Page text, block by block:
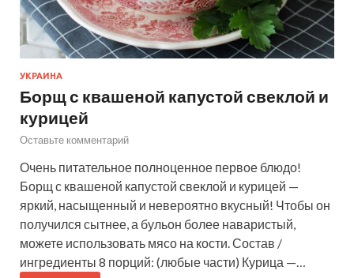
УКРАИНА
Борщ с квашеной капустой свеклой и
курицей
Оставьте комментарий
Очень питательное полноценное первое блюдо!
Борщ с квашеной капустой свеклой и курицей —
яркий, насыщенный и невероятно вкусный! Чтобы он
получился сытнее, а бульон более наваристый,
можете использовать мясо на кости. Состав /
ингредиенты 8 порций: (любые части) Курица —…